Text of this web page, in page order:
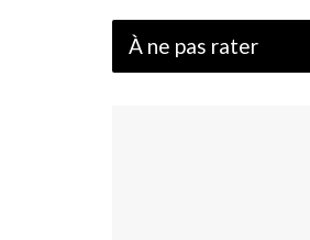
À ne pas rater